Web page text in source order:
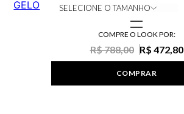
SELECIONE O TAMANHO
COMPRE O LOOK POR:
R$ 788,00 R$ 472,80
COMPRAR